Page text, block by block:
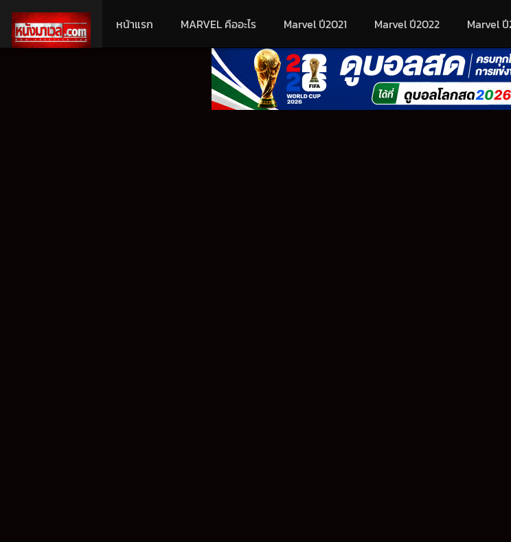
หน้าแรก MARVEL คืออะไร Marvel ปี2021 Marvel ปี2022 Marvel